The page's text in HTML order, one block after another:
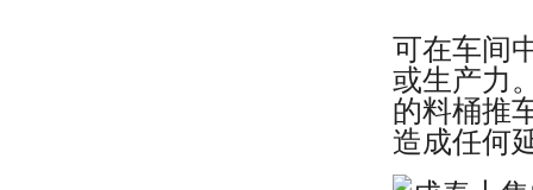
可在车间
或生产力
的料桶推
造成任何